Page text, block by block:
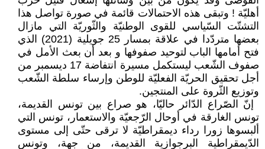
أهليّة ‏‎!‎‏ ‏وتبقى هذه الاحتمالات قائمة في صورة ‏تواصل هذا
التشتّت السّياسي للقوى ‏الوطنيّة والثّوريّة التي مازال
بعضها ‏متردّدا في علاقة بمسار 25 جويلية ‏‏(2021) الذي
فتح أمامها الباب لتوحيد ‏صفوفها و بعد أن بعث الأمل في
صفوف ‏الشّعب ليستكمل مسيرة انتفاضة 17 ‏ديسمبر من
أجل تحقيق الحريّة الفعليّة ‏للوطن وإرساء سلطة الشّعب
وتوزيع ‏الثّروة على المنتجين.‏
‏ إنّ الصّراع الدّائر حاليّا، هو صراع ‏بين تونس القديمة،
تونس الغارقة في ‏أوحال الرّجعيّة والاستعمار، تونس التي
‏ألبسوها زورا رداء ديمقراطيّة لا ترقى ‏حتّى إلى مستوى
الدّيمقراطية البرجوازية ‏القديمة، من جهة، وتونس